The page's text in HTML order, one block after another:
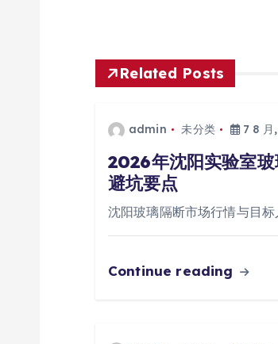
Related Posts
admin 未分类 7 8 月
2026年沈阳实验室
避坑要点
沈阳玻璃隔断市场行情与目
Continue reading